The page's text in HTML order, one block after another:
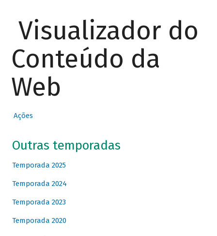
Visualizador do
Conteúdo da
Web
Ações
Outras temporadas
Temporada 2025
Temporada 2024
Temporada 2023
Temporada 2020